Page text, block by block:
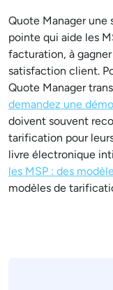
Quote Manager
pointe qui aide les
facturation, à
satisfaction client.
Quote Manager
demandez une
doivent souvent
tarification pour
livre électronique
les MSP : des
modèles de